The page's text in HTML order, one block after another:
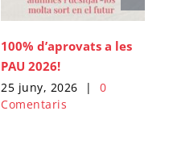
100% d’aprovats a les
PAU 2026!
25 juny, 2026 |
0
Comentaris